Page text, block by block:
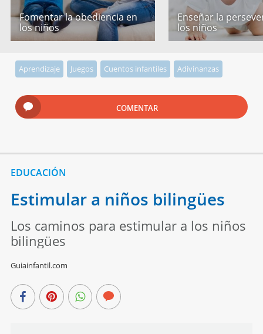
Fomentar la obediencia en
los niños
Enseñar la
los niños
Aprendizaje Juegos Cuentos infantiles Adivinanzas
COMENTAR
EDUCACIÓN
Estimular a niños bilingües
Los caminos para estimular a los niños
bilingües
Guiainfantil.com